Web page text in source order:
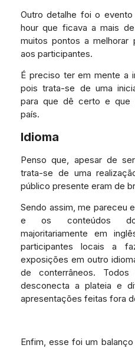
Outro detalhe foi o
hour que ficava a mais
muitos pontos a melhorar
aos participantes.
É preciso ter em mente a
pois trata-se de uma
para que dê certo e que
país.
Idioma
Penso que, apesar de
trata-se de uma
público presente eram de
Sendo assim, me pareceu
e os conteúdos do
majoritariamente em
participantes locais a
exposições em outro
de conterrâneos.
desconecta a plateia e
apresentações feitas fora
Enfim, esse foi um